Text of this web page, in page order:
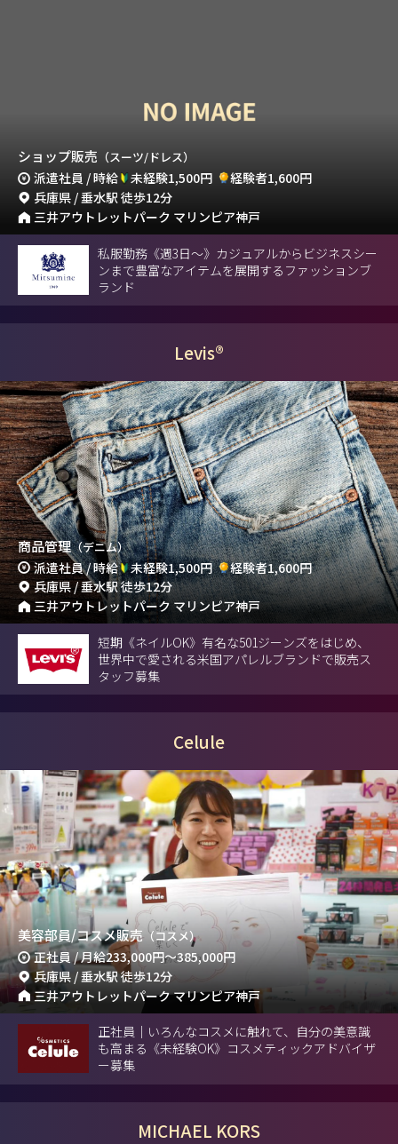
ショップ販売 （スーツ/ドレス）
派遣社員 / 時給 未経験1,500円
経験者1,600円
兵庫県 / 垂水駅 徒歩12分
三井アウトレットパーク マリンピア神戸
私服勤務《週3日～》カジュアルからビジネスシー
ンまで豊富なアイテムを展開するファッションブ
ランド
Levis®
商品管理（デニム）
派遣社員 / 時給 未経験1,500円
経験者1,600円
兵庫県 / 垂水駅 徒歩12分
三井アウトレットパーク マリンピア神戸
短期《ネイルOK》有名な501ジーンズをはじめ、
世界中で愛される米国アパレルブランドで販売ス
タッフ募集
Celule
美容部員/コスメ販売（コスメ）
正社員 / 月給233,000円～385,000円
兵庫県 / 垂水駅 徒歩12分
三井アウトレットパーク マリンピア神戸
正社員｜いろんなコスメに触れて、自分の美意識
も高まる《未経験OK》コスメティックアドバイザ
ー募集
MICHAEL KORS